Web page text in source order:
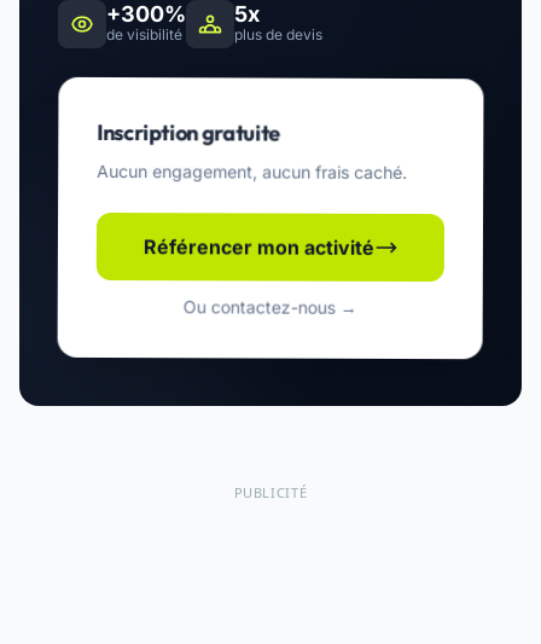
+300%
de visibilité
5x
plus de devis
Inscription gratuite
Aucun engagement, aucun frais caché.
Référencer mon activité
Ou contactez-nous →
PUBLICITÉ